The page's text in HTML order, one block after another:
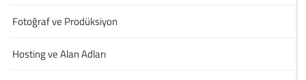
Fotoğraf ve Prodüksiyon
Hosting ve Alan Adları